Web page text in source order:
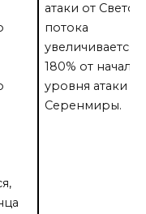
атаки от
потока
увеличивается
180% от
уровня атаки
Серенмиры.